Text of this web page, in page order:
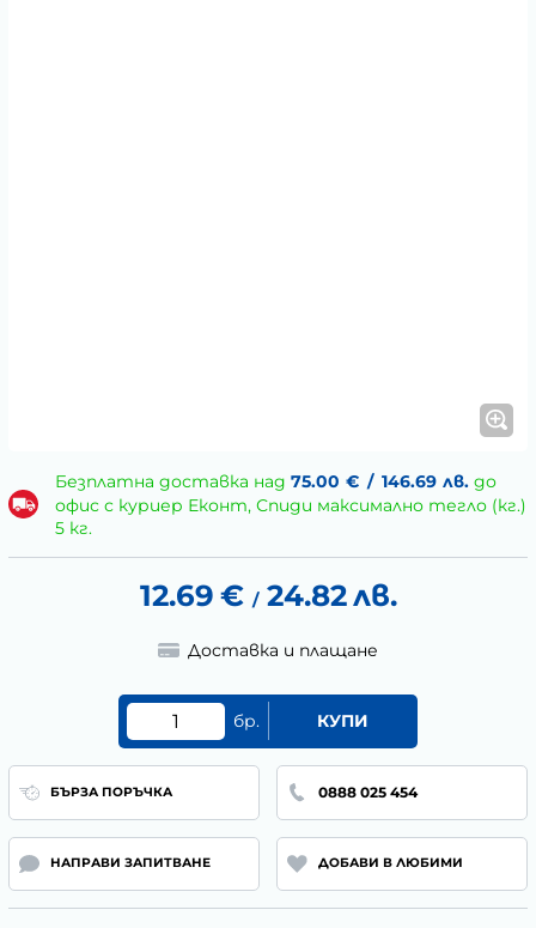
Безплатна доставка над 75.00 € / 146.69 лв.до
офис с куриер Еконт, Спиди максимално тегло (кг.)
5 кг.
12.69 € / 24.82лв.
Доставка и плащане
бр. КУПИ
БЪРЗА ПОРЪЧКА 0888 025 454
НАПРАВИ ЗАПИТВАНЕ ДОБАВИ В ЛЮБИМИ